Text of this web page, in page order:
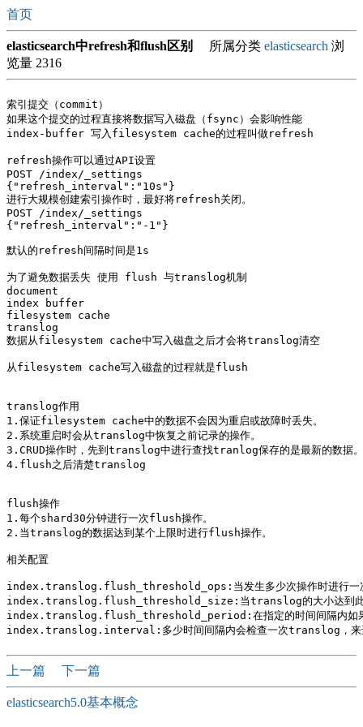
首页
elasticsearch中refresh和flush区别 所属分类 elasticsearch 浏
览量 2316
索引提交（commit）
如果这个提交的过程直接将数据写入磁盘（fsync）会影响性能
index-buffer 写入filesystem cache的过程叫做refresh
refresh操作可以通过API设置
POST /index/_settings
{"refresh_interval":"10s"}
进行大规模创建索引操作时，最好将refresh关闭。
POST /index/_settings
{"refresh_interval":"-1"}
默认的refresh间隔时间是1s
为了避免数据丢失 使用 flush 与translog机制
document
index buffer
filesystem cache
translog
数据从filesystem cache中写入磁盘之后才会将translog清空
从filesystem cache写入磁盘的过程就是flush
translog作用
1.保证filesystem cache中的数据不会因为重启或故障时丢失。
2.系统重启时会从translog中恢复之前记录的操作。
3.CRUD操作时，先到translog中进行查找tranlog保存的是最新的数据。
4.flush之后清楚translog
flush操作
1.每个shard30分钟进行一次flush操作。
2.当translog的数据达到某个上限时进行flush操作。
相关配置
index.translog.flush_threshold_ops:当发生多少次操作时进行
index.translog.flush_threshold_size:当translog的大小达到此值
index.translog.flush_threshold_period:在指定的时间间隔内如果
上一篇 下一篇
elasticsearch5.0基本概念